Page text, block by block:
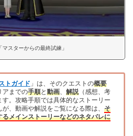
マスターからの最終試練」
トガイド 」は、そのクエストの概要
アまでの手順と 動画、 解説（感想、考
。攻略手順では具体的なストーリー
、動画や解説をご覧になる際は、 そ
メインストーリーなどのネタバレに